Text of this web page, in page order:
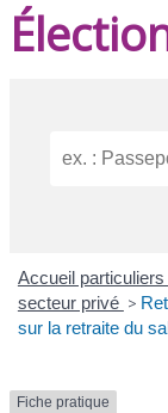
Accueil particuliers
secteur privé >
sur la retraite du
Fiche pratique